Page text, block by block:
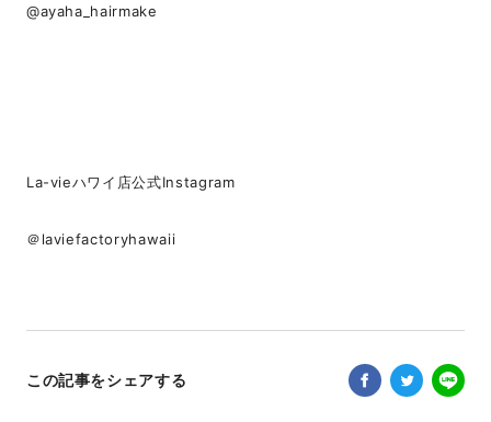
@ayaha_hairmake
La-vieハワイ店公式Instagram
＠laviefactoryhawaii
この記事をシェアする